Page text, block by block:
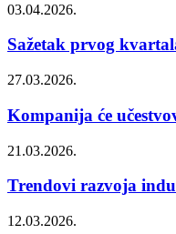
03.04.2026.
Sažetak prvog
27.03.2026.
Kompanija će
21.03.2026.
Trendovi razvoja
12.03.2026.